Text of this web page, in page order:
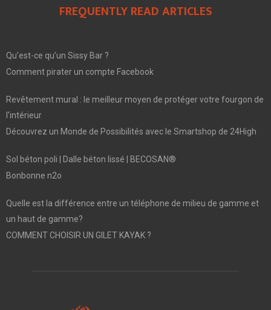
FREQUENTLY READ ARTICLES
Qu’est-ce qu’un Sissy Bar ?
Comment pirater un compte Facebook
Revêtement mural : le meilleur moyen de protéger votre fourgon de
l’intérieur
Découvrez un Monde de Possibilités avec le Smartshop de 24High
Sol béton poli | Dalle béton lissé | BECOSAN®
Bonbonne n2o
Quelle est la différence entre un téléphone de milieu de gamme et
un haut de gamme?
COMMENT CHOISIR UN GILET KAYAK ?